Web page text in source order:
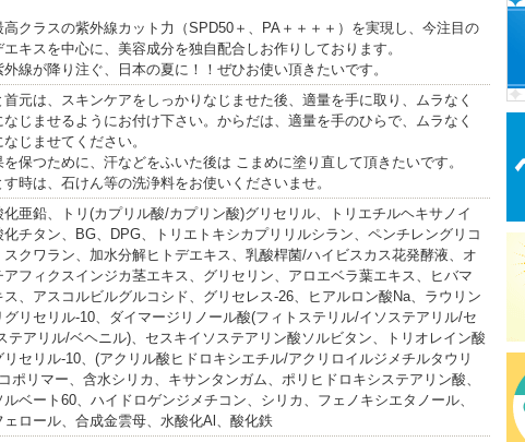
高クラスの紫外線カット力（SPD50＋、PA＋＋＋＋）を実現し、今注目の
エキスを中心に、美容成分を独自配合しお作りしております。
外線が降り注ぐ、日本の夏に！！ぜひお使い頂きたいです。
首元は、スキンケアをしっかりなじませた後、適量を手に取り、ムラなく
なじませるようにお付け下さい。からだは、適量を手のひらで、ムラなく
じませてください。
保つために、汗などをふいた後は こまめに塗り直して頂きたいです。
時は、石けん等の洗浄料をお使いくださいませ。
化亜鉛、トリ(カプリル酸/カプリン酸)グリセリル、トリエチルヘキサノイ
化チタン、BG、DPG、トリエトキシカプリリルシラン、ペンチレングリコ
スクワラン、加水分解ヒトデエキス、乳酸桿菌/ハイビスカス花発酵液、オ
アフィクスインジカ茎エキス、グリセリン、アロエベラ葉エキス、ヒバマ
ス、アスコルビルグルコシド、グリセレス-26、ヒアルロン酸Na、ラウリン
グリセリル-10、ダイマージリノール酸(フィトステリル/イソステアリル/セ
テアリル/ベヘニル)、セスキイソステアリン酸ソルビタン、トリオレイン酸
リセリル-10、(アクリル酸ヒドロキシエチル/アクリロイルジメチルタウリ
ポリマー、含水シリカ、キサンタンガム、ポリヒドロキシステアリン酸、
ルベート60、ハイドロゲンジメチコン、シリカ、フェノキシエタノール、
ェロール、合成金雲母、水酸化Al、酸化鉄